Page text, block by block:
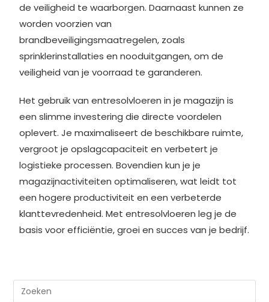
de veiligheid te waarborgen. Daarnaast kunnen ze
worden voorzien van
brandbeveiligingsmaatregelen, zoals
sprinklerinstallaties en nooduitgangen, om de
veiligheid van je voorraad te garanderen.
Het gebruik van entresolvloeren in je magazijn is
een slimme investering die directe voordelen
oplevert. Je maximaliseert de beschikbare ruimte,
vergroot je opslagcapaciteit en verbetert je
logistieke processen. Bovendien kun je je
magazijnactiviteiten optimaliseren, wat leidt tot
een hogere productiviteit en een verbeterde
klanttevredenheid. Met entresolvloeren leg je de
basis voor efficiëntie, groei en succes van je bedrijf.